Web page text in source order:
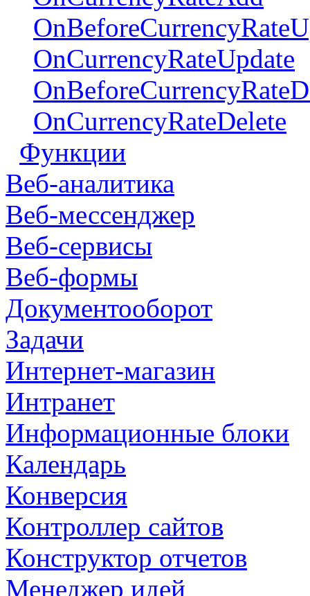
OnCurrencyRateUpdate
OnCurrencyRateDelete
Функции
Веб-аналитика
Веб-мессенджер
Веб-сервисы
Веб-формы
Документооборот
Задачи
Интернет-магазин
Интранет
Информационные блоки
Календарь
Конверсия
Контроллер сайтов
Конструктор отчетов
Менеджер идей